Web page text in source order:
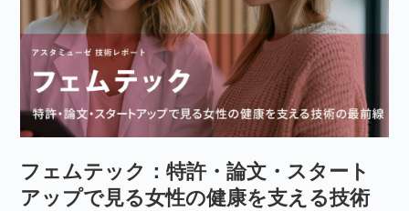
フェムテック：特許・論文・スタート
アップで見る女性の健康を支える技術